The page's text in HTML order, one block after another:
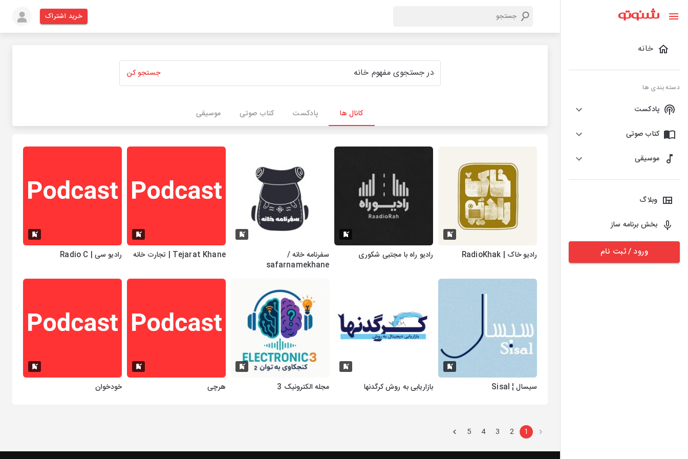
خانه
دسته بندی ها
پادکست
کتاب صوتی
موسیقی
وبلاگ
بخش برنامه ساز
ورود / ثبت نام
خرید اشتراک
جستجو کن
کانال ها پادکست کتاب صوتی موسیقی
رادیو خاک | RadioKhak رادیو راه با مجتبی شکوری
سفرنامه خانه /
safarnamekhane
Tejarat Khane | تجارت خانه رادیو سی | Radio C
سیسال ¦ Sisal بازاریابی به روش کرگدنها مجله الکترونیک 3 هرچی خودخوان
1
2
3
4
5